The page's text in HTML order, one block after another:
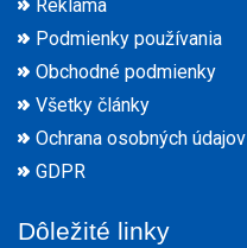
Reklama
Podmienky používania
Obchodné podmienky
Všetky články
Ochrana osobných údajov
GDPR
Dôležité linky